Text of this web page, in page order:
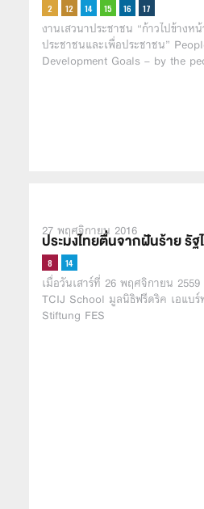
งานเสวนาประชาชน “ก้าวไปข้างห
ประชาชนและเพื่อประชาชน”
Development Goals – by the